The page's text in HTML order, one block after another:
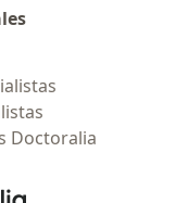
Doctoralia
- Página de inicio